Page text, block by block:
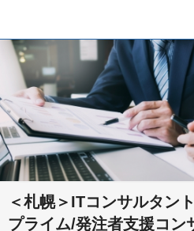
＜札幌＞ITコンサルタン
プライム/発注者支援コン